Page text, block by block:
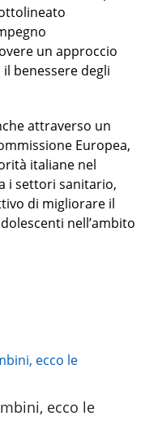
un approccio
benessere degli
attraverso un
Europea,
italiane nel
i settori sanitario,
di migliorare il
nell’ambito
ecco le